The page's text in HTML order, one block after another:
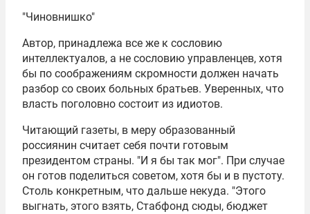
"Чиновнишко"
Автор, принадлежа все же к сословию
интеллектуалов, а не сословию управленцев, хотя
бы по соображениям скромности должен начать
разбор со своих больных братьев. Уверенных, что
власть поголовно состоит из идиотов.
Читающий газеты, в меру образованный
россиянин считает себя почти готовым
президентом страны. "И я бы так мог". При случае
он готов поделиться советом, хотя бы и в пустоту.
Столь конкретным, что дальше некуда. "Этого
выгнать, этого взять, Стабфонд сюды, бюджет